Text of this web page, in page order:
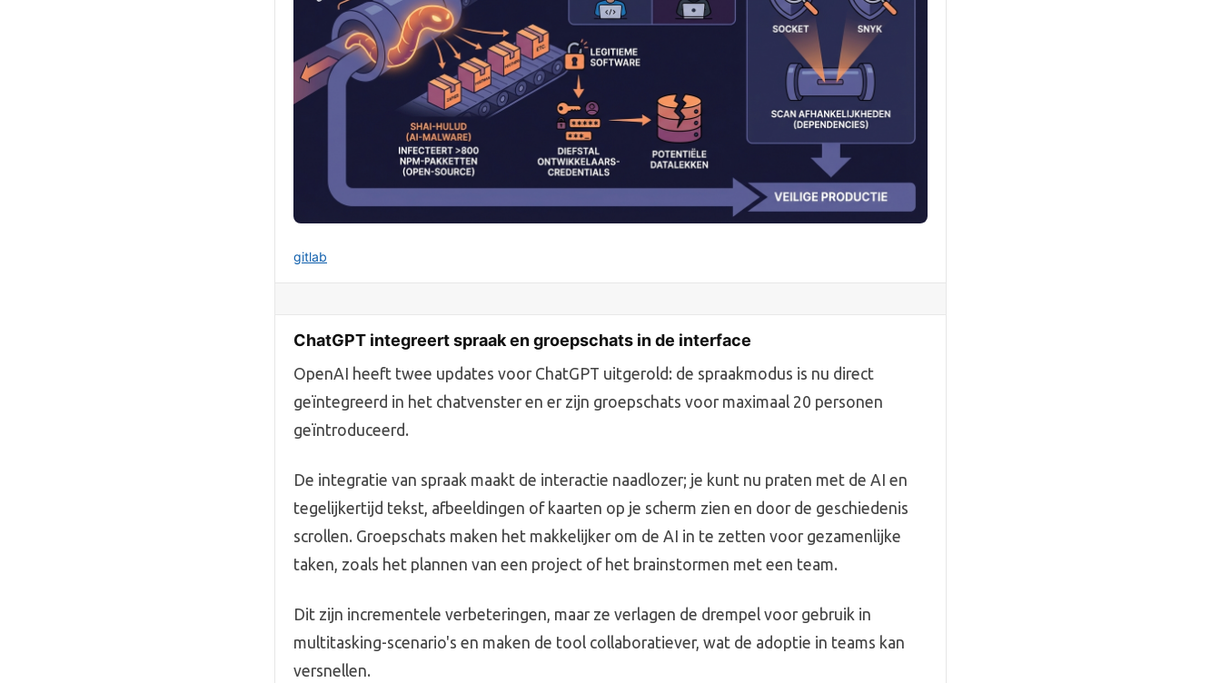
gitlab
ChatGPT integreert spraak en groepschats in de interface
OpenAI heeft twee updates voor ChatGPT uitgerold: de spraakmodus is nu direct
geïntegreerd in het chatvenster en er zijn groepschats voor maximaal 20 personen
geïntroduceerd.
De integratie van spraak maakt de interactie naadlozer; je kunt nu praten met de AI en
tegelijkertijd tekst, afbeeldingen of kaarten op je scherm zien en door de geschiedenis
scrollen. Groepschats maken het makkelijker om de AI in te zetten voor gezamenlijke
taken, zoals het plannen van een project of het brainstormen met een team.
Dit zijn incrementele verbeteringen, maar ze verlagen de drempel voor gebruik in
multitasking-scenario's en maken de tool collaboratiever, wat de adoptie in teams kan
versnellen.